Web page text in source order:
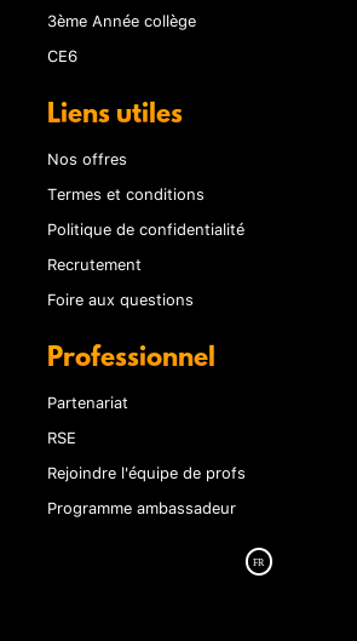
3ème Année collège
CE6
Liens utiles
Nos offres
Termes et conditions
Politique de confidentialité
Recrutement
Foire aux questions
Professionnel
Partenariat
RSE
Rejoindre l'équipe de profs
Programme ambassadeur